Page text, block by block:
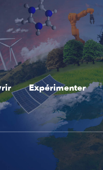
Expérimenter